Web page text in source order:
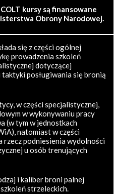
kursy są finansowane
Obrony Narodowej.
się z części ogólnej
prowadzenia szkoleń
dotyczącej
posługiwania się bronią
w części specjalistycznej,
w wykonywaniu pracy
(w tym w jednostkach
natomiast w części
rzecz podniesienia wydolności
u osób trenujących
i kaliber broni palnej
strzeleckich.